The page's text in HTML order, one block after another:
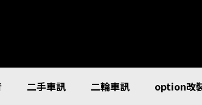
二手車訊 二輪車訊 option改